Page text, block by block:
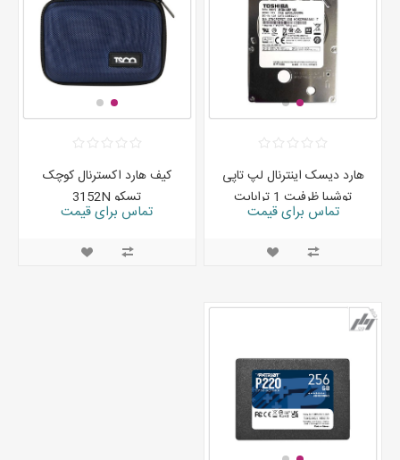
هارد دیسک اینترنال لپ تاپی
توشیبا ظرفیت 1 ترابایت
MQ04ABF100
تماس برای قیمت
کیف هارد اکسترنال کوچک
تسکو 3152N
تماس برای قیمت